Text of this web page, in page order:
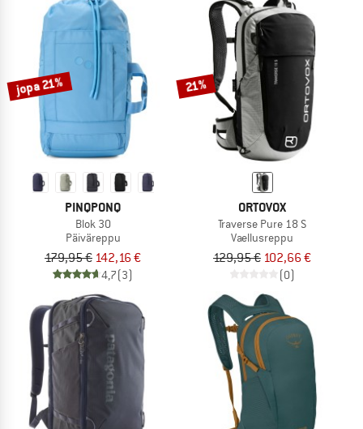
jopa 21%
PINQPONQ
Blok 30
Päiväreppu
179,95 € 142,16 €
4,7(3)
21%
ORTOVOX
Traverse Pure 18 S
Vaellusreppu
129,95 € 102,66 €
(0)